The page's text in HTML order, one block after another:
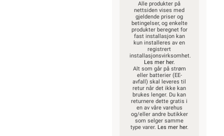
Alle produkter på
nettsiden vises med
gjeldende priser og
betingelser, og enkelte
produkter beregnet for
fast installasjon kan
kun installeres av en
registrert
installasjonsvirksomhet.
Les mer her.
Alt som går på strøm
eller batterier (EE-
avfall) skal leveres til
retur når det ikke kan
brukes lenger. Du kan
returnere dette gratis i
en av våre varehus
og/eller andre butikker
som selger samme
type varer. Les mer her.